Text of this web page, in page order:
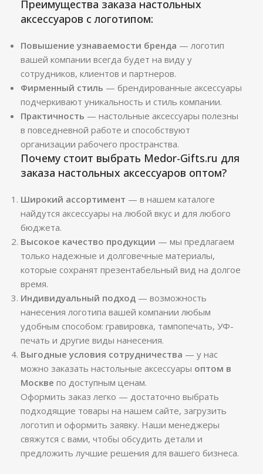
Преимущества заказа настольных
аксессуаров с логотипом:
Повышение узнаваемости бренда — логотип
вашей компании всегда будет на виду у
сотрудников, клиентов и партнеров.
Фирменный стиль — брендированные аксессуары
подчеркивают уникальность и стиль компании.
Практичность — настольные аксессуары полезны
в повседневной работе и способствуют
организации рабочего пространства.
Почему стоит выбрать Medor-Gifts.ru для
заказа настольных аксессуаров оптом?
Широкий ассортимент — в нашем каталоге
найдутся аксессуары на любой вкус и для любого
бюджета.
Высокое качество продукции — мы предлагаем
только надежные и долговечные материалы,
которые сохранят презентабельный вид на долгое
время.
Индивидуальный подход — возможность
нанесения логотипа вашей компании любым
удобным способом: гравировка, тампопечать, УФ-
печать и другие виды нанесения.
Выгодные условия сотрудничества — у нас
можно заказать настольные аксессуары оптом в
Москве по доступным ценам.
Оформить заказ легко — достаточно выбрать
подходящие товары на нашем сайте, загрузить
логотип и оформить заявку. Наши менеджеры
свяжутся с вами, чтобы обсудить детали и
предложить лучшие решения для вашего бизнеса.